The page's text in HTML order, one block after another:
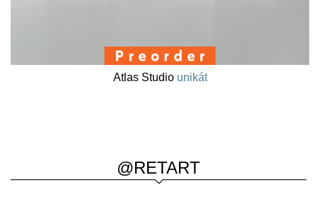
Atlas Studio unikát
@RETART